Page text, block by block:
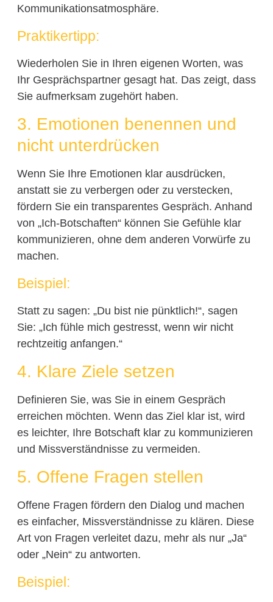
Kommunikationsatmosphäre.
Praktikertipp:
Wiederholen Sie in Ihren eigenen Worten, was
Ihr Gesprächspartner gesagt hat. Das zeigt, dass
Sie aufmerksam zugehört haben.
3. Emotionen benennen und
nicht unterdrücken
Wenn Sie Ihre Emotionen klar ausdrücken,
anstatt sie zu verbergen oder zu verstecken,
fördern Sie ein transparentes Gespräch. Anhand
von „Ich-Botschaften“ können Sie Gefühle klar
kommunizieren, ohne dem anderen Vorwürfe zu
machen.
Beispiel:
Statt zu sagen: „Du bist nie pünktlich!“, sagen
Sie: „Ich fühle mich gestresst, wenn wir nicht
rechtzeitig anfangen.“
4. Klare Ziele setzen
Definieren Sie, was Sie in einem Gespräch
erreichen möchten. Wenn das Ziel klar ist, wird
es leichter, Ihre Botschaft klar zu kommunizieren
und Missverständnisse zu vermeiden.
5. Offene Fragen stellen
Offene Fragen fördern den Dialog und machen
es einfacher, Missverständnisse zu klären. Diese
Art von Fragen verleitet dazu, mehr als nur „Ja“
oder „Nein“ zu antworten.
Beispiel: